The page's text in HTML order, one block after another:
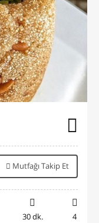
Mutfağı Takip Et
30 dk. 4